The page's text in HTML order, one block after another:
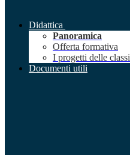
Didattica
Panoramica
Offerta formativa
I progetti delle classi
Documenti utili